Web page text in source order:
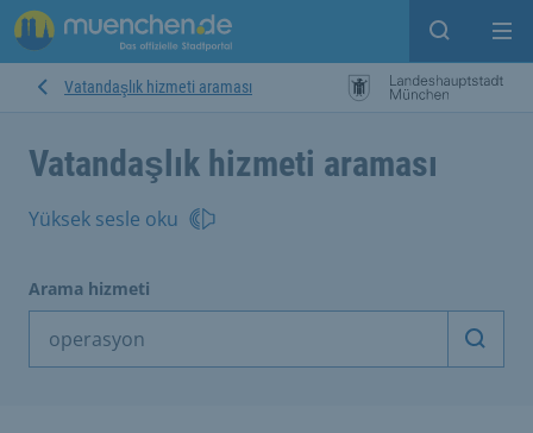
Open
Vatandaşlık hizmeti araması
Vatandaşlık hizmeti araması
Yüksek sesle oku
Arama hizmeti